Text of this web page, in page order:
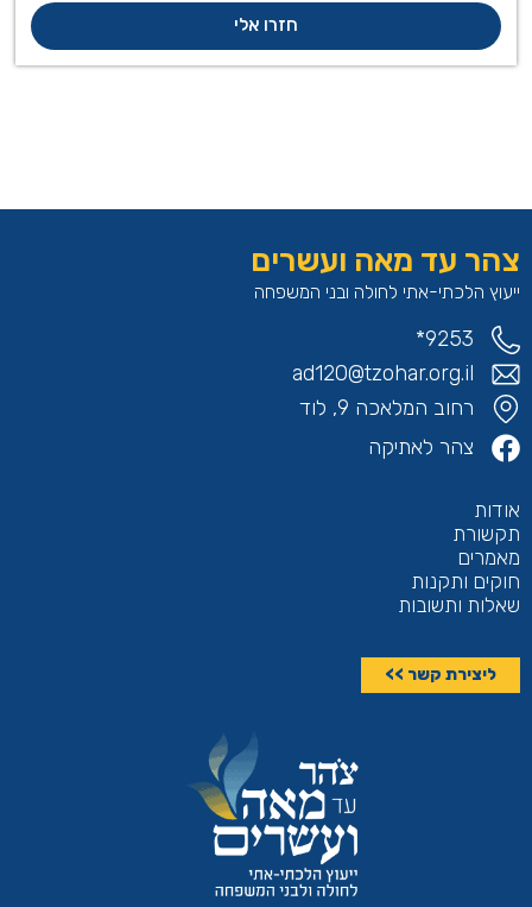
חזרו אלי
צהר עד מאה ועשרים
ייעוץ הלכתי-אתי לחולה ובני המשפחה
9253*
ad120@tzohar.org.il
רחוב המלאכה 9, לוד
צהר לאתיקה
אודות
תקשורת
מאמרים
חוקים ותקנות
שאלות ותשובות
ליצירת קשר >>